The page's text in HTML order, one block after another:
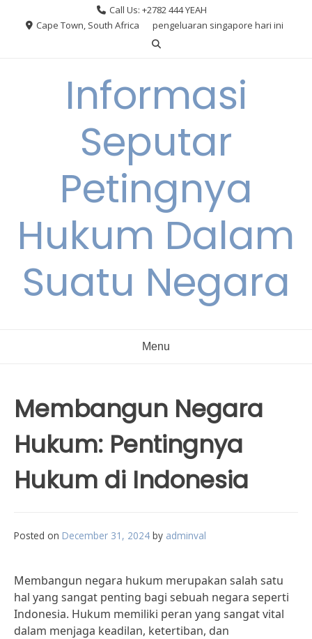
Call Us: +2782 444 YEAH
Cape Town, South Africa
pengeluaran singapore hari ini
Informasi
Seputar
Petingnya
Hukum Dalam
Suatu Negara
Menu
Membangun Negara
Hukum: Pentingnya
Hukum di Indonesia
Posted on December 31, 2024 by adminval
Membangun negara hukum merupakan salah satu
hal yang sangat penting bagi sebuah negara seperti
Indonesia. Hukum memiliki peran yang sangat vital
dalam menjaga keadilan, ketertiban, dan